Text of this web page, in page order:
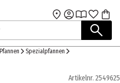
Zum Hauptinhalt
Pfannen
Spezialpfannen
Artikelnr. 2549625